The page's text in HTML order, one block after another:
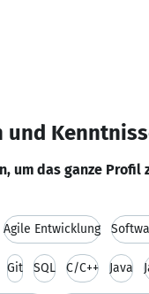
und
um das ganze Profil
Agile Entwicklung
Git SQL C/C++ Java